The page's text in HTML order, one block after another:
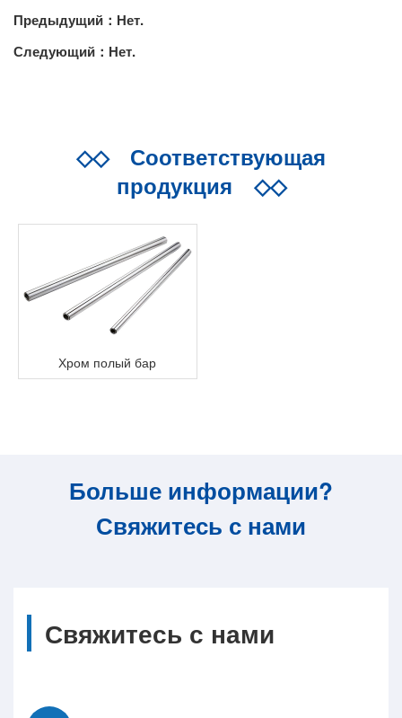
Предыдущий：Нет.
Следующий：Нет.
◇◇Соответствующая
продукция ◇◇
Хром полый бар
Больше информации?
Свяжитесь с нами
Свяжитесь с нами